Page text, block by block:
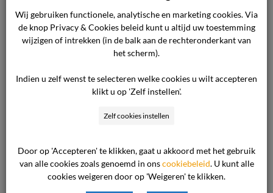
De consument wil volledige kwijtschelding of
een ruimere compensatie zonder langdurige
Standpunt van de ondernemer
de commissie naar de overgelegde stukken. In
de kern komt het standpunt op het volgende
neer.
Wij gebruiken functionele, analytische en marketing cookies. Via
de knop Privacy & Cookies beleid kunt u altijd uw toestemming
wijzigen of intrekken (in de balk aan de rechteronderkant van
het scherm).
Indien u zelf wenst te selecteren welke cookies u wilt accepteren
klikt u op 'Zelf instellen'.
Zelf cookies instellen
Door op 'Accepteren' te klikken, gaat u akkoord met het gebruik
van alle cookies zoals genoemd in onscookiebeleid . U kunt alle
cookies weigeren door op 'Weigeren' te klikken.